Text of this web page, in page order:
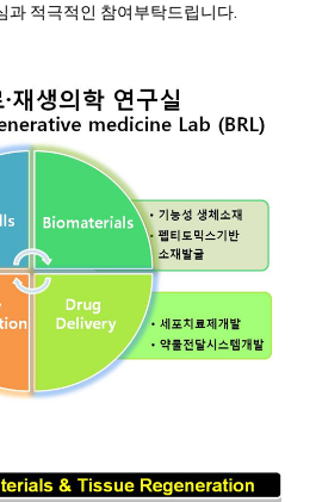
과 적극적인 참여부탁드립니다.